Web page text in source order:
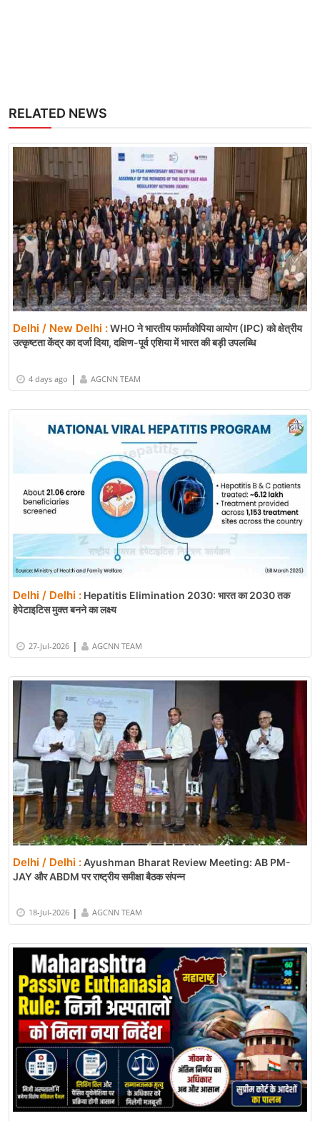
RELATED NEWS
Delhi / New Delhi :WHO ने भारतीय फार्माकोपिया आयोग (IPC) को क्षेत्रीय
उत्कृष्टता केंद्र का दर्जा दिया, दक्षिण-पूर्व एशिया में भारत की बड़ी उपलब्धि
4 days ago | AGCNN TEAM
Delhi / Delhi : Hepatitis Elimination 2030: भारत का 2030 तक
हेपेटाइटिस मुक्त बनने का लक्ष्य
27-Jul-2026 | AGCNN TEAM
Delhi / Delhi :Ayushman Bharat Review Meeting: AB PM-
JAY और ABDM पर राष्ट्रीय समीक्षा बैठक संपन्न
18-Jul-2026 | AGCNN TEAM